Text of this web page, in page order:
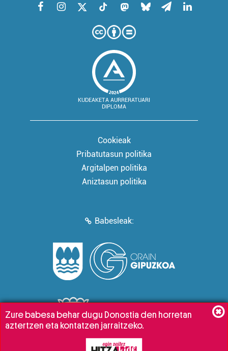
KUDEAKETA AURRERATUARI
DIPLOMA
Cookieak
Pribatutasun politika
Argitalpen politika
Aniztasun politika
Babesleak:
Zure babesa behar dugu Donostia den horretan
aztertzen eta kontatzen jarraitzeko.